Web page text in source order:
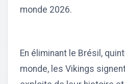
monde 2026.
En éliminant le Brésil,
monde, les Vikings